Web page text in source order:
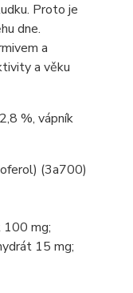
Proto je
dne.
a
a věku
%, vápník
(3a700)
100 mg;
15 mg;